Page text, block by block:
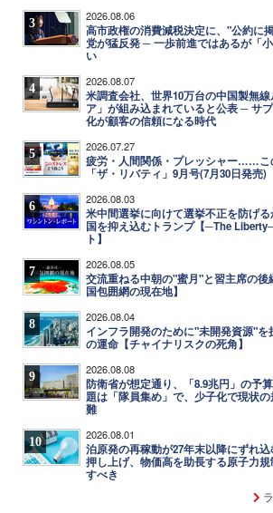
3 2026.08.06
高市政権の消費減税決定に、"公約に
党が猛反発 ─ 一歩前進ではあるが「
い
4 2026.08.07
米調査会社、世界10万台の中国製無
ア」が組み込まれていると公表 ─ サ
化が顧客の信頼になる時代
5 2026.07.27
疲労・人間関係・プレッシャー……こ
「ザ・リバティ」9月号(7月30日発売)
6 2026.08.03
米中間選挙に向けて選挙不正を防げ
国を抑え込むトランプ【─The
ト】
7 2026.08.05
交流重ねる中朝の"蜜月"と習主席の
国包囲網の現在地】
8 2026.08.04
インフラ開発のために"未開発資源"
の運命【チャイナリスクの死角】
9 2026.08.08
防衛省が想定通り、「8.9兆円」の予
題は「隊員集め」で、少子化で現状
難
10 2026.08.01
泊原発の再稼動が27年末以降にずれ
押し上げ、物価高を助長する原子力
すべき